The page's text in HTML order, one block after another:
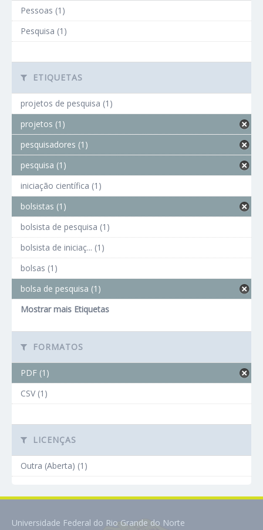
Pessoas (1)
Pesquisa (1)
ETIQUETAS
projetos de pesquisa (1)
projetos (1)
pesquisadores (1)
pesquisa (1)
iniciação científica (1)
bolsistas (1)
bolsista de pesquisa (1)
bolsista de iniciaç... (1)
bolsas (1)
bolsa de pesquisa (1)
Mostrar mais Etiquetas
FORMATOS
PDF (1)
CSV (1)
LICENÇAS
Outra (Aberta) (1)
Universidade Federal do Rio Grande do Norte